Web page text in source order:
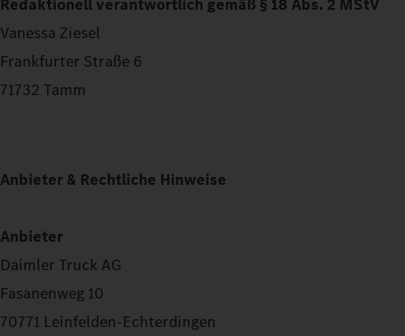
Redaktionell verantwortlich gemäß § 18 Abs. 2 MStV
Vanessa Ziesel
Frankfurter Straße 6
71732 Tamm
Anbieter & Rechtliche Hinweise
Anbieter
Daimler Truck AG
Fasanenweg 10
70771 Leinfelden-Echterdingen